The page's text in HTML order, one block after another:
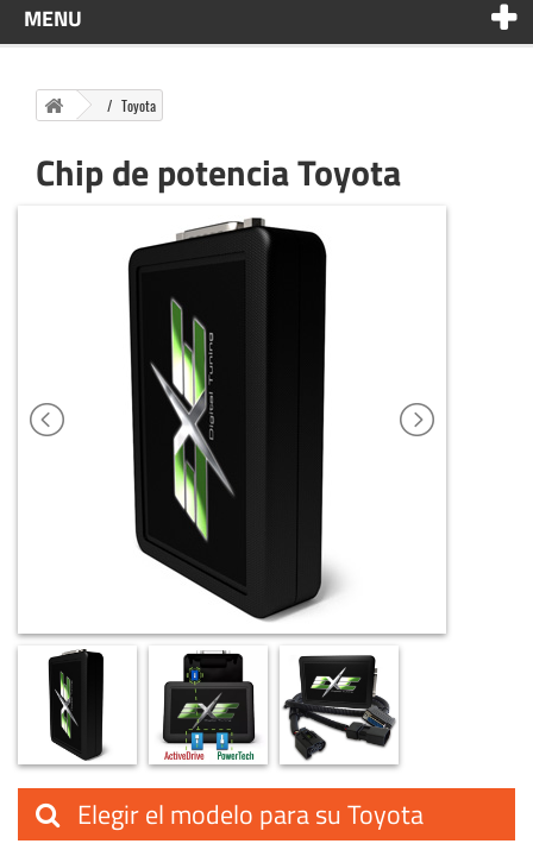
MENU
Toyota
Chip de potencia Toyota
Elegir el modelo para su Toyota